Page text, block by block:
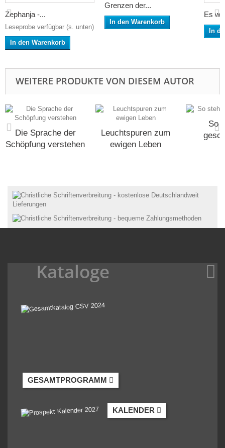
Zephanja -...
Leseprobe verfügbar (s. unten)
In den Warenkorb
Grenzen der...
In den Warenkorb
Es
In
WEITERE PRODUKTE VON DIESEM AUTOR
Die Sprache der
Schöpfung verstehen
Leuchtspuren zum
ewigen Leben
So
Kataloge
GESAMTPROGRAMM
KALENDER